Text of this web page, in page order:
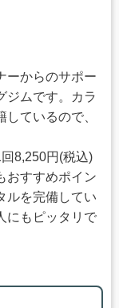
ーからのサポー
ジムです。カラ
ているので、
8,250円(税込)
おすすめポイン
ルを完備してい
にもピッタリで